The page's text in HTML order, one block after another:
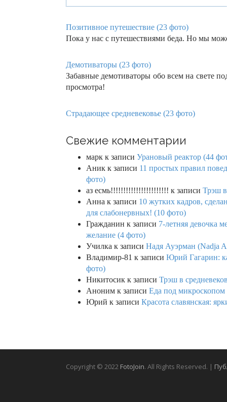
Позитивное путешествие (23 фото)
Пока у нас с путешествиями беда. Но мы
Демотиваторы (23 фото)
Забавные демотиваторы обо всем на свете
просмотра!
Страдающее средневековье (23 фото)
Свежие комментарии
марк к записи Урановый реактор (44
Аник к записи 11 простых правил
фото)
аз есмь!!!!!!!!!!!!!!!!!!!!!!! к записи Трэш в
Анна к записи 10 жутких кадров,
для слабонервных! (10 фото)
Гражданин к записи 7-летняя девочка
желание (4 фото)
Училка к записи Надя Ауэрман (Nadja
Владимир-81 к записи Юрий Гагарин:
фото)
Никитосик к записи Трэш в
Аноним к записи Еда под микроскопом
Юрий к записи Красота славянская:
Copyright © 2022 FotoJoin. All Rights Reserved. |